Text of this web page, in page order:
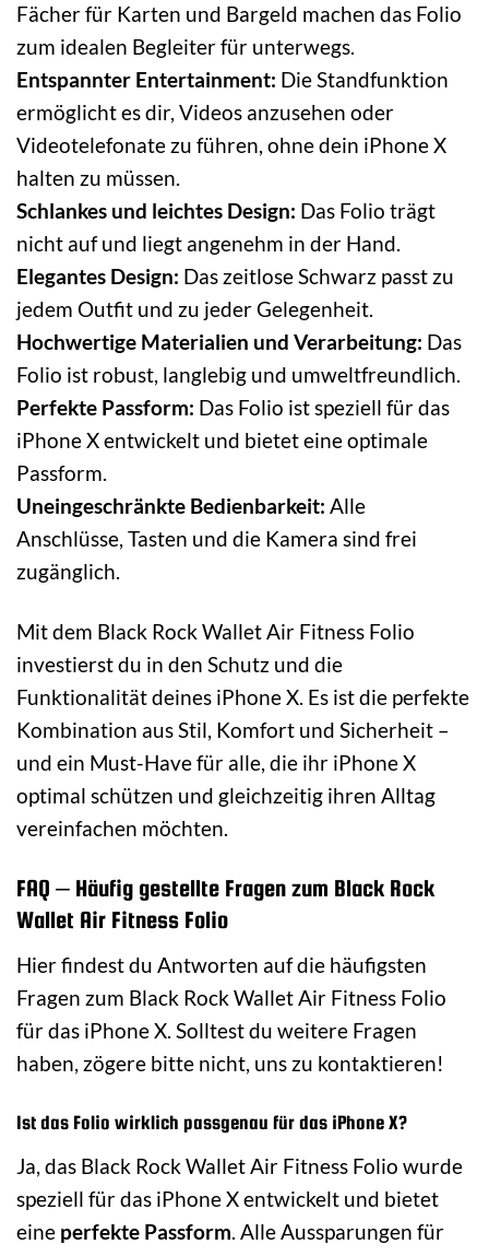
Fächer für Karten und Bargeld machen das Folio
zum idealen Begleiter für unterwegs.
Entspannter Entertainment: Die Standfunktion
ermöglicht es dir, Videos anzusehen oder
Videotelefonate zu führen, ohne dein iPhone X
halten zu müssen.
Schlankes und leichtes Design: Das Folio trägt
nicht auf und liegt angenehm in der Hand.
Elegantes Design: Das zeitlose Schwarz passt zu
jedem Outfit und zu jeder Gelegenheit.
Hochwertige Materialien und Verarbeitung: Das
Folio ist robust, langlebig und umweltfreundlich.
Perfekte Passform: Das Folio ist speziell für das
iPhone X entwickelt und bietet eine optimale
Passform.
Uneingeschränkte Bedienbarkeit: Alle
Anschlüsse, Tasten und die Kamera sind frei
zugänglich.
Mit dem Black Rock Wallet Air Fitness Folio
investierst du in den Schutz und die
Funktionalität deines iPhone X. Es ist die perfekte
Kombination aus Stil, Komfort und Sicherheit –
und ein Must-Have für alle, die ihr iPhone X
optimal schützen und gleichzeitig ihren Alltag
vereinfachen möchten.
FAQ – Häufig gestellte Fragen zum Black Rock
Wallet Air Fitness Folio
Hier findest du Antworten auf die häufigsten
Fragen zum Black Rock Wallet Air Fitness Folio
für das iPhone X. Solltest du weitere Fragen
haben, zögere bitte nicht, uns zu kontaktieren!
Ist das Folio wirklich passgenau für das iPhone X?
Ja, das Black Rock Wallet Air Fitness Folio wurde
speziell für das iPhone X entwickelt und bietet
eine perfekte Passform. Alle Aussparungen für